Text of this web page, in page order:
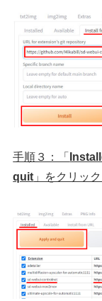
手順３：「
quit 」をクリッ